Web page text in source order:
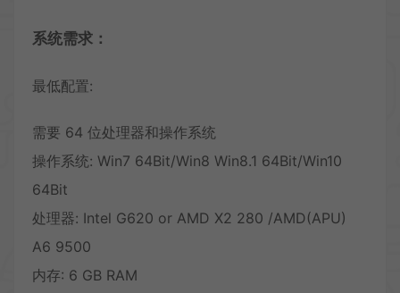
系统需求：
最低配置:
需要 64 位处理器和操作系统
操作系统: Win7 64Bit/Win8 Win8.1 64Bit/Win10
64Bit
处理器: Intel G620 or AMD X2 280 /AMD(APU)
A6 9500
内存: 6 GB RAM